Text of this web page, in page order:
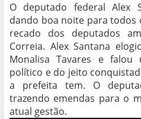
O deputado federal Alex
dando boa noite para todos
recado dos deputados
Correia. Alex Santana
Monalisa Tavares e
político e do jeito
a prefeita tem. O
trazendo emendas para o
atual gestão.